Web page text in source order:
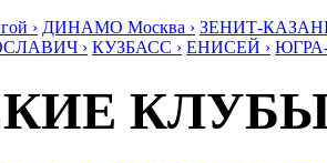
› ДИНАМО Москва › ЗЕНИТ-
› КУЗБАСС › ЕНИСЕЙ ›